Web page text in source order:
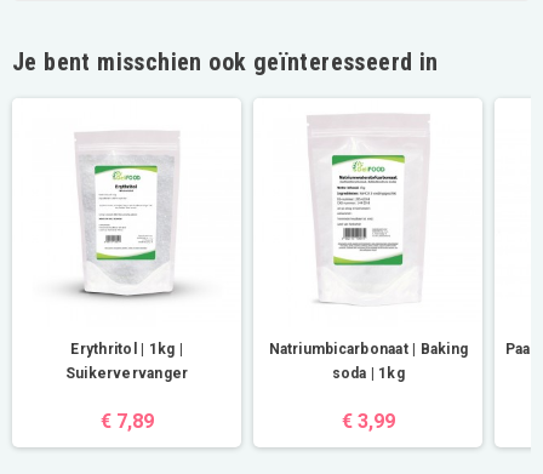
Je bent misschien ook geïnteresseerd in
Erythritol | 1kg |
Suikervervanger
€ 7,89
Natriumbicarbonaat | Baking
soda | 1kg
€ 3,99